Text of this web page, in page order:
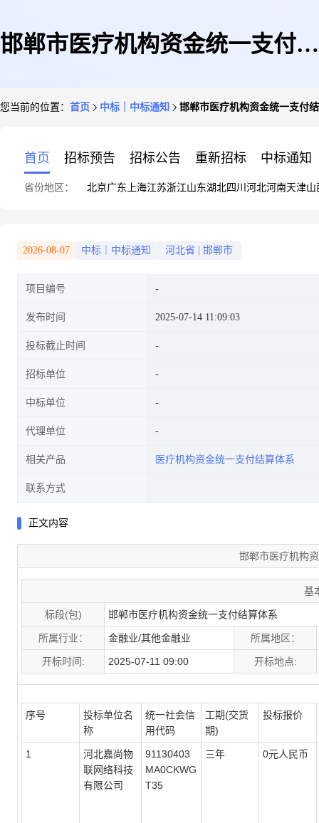
邯郸市医疗机构资金统一支付结
您当前的位置： 首页 中标｜中标通知 邯郸市医疗机构资金统一支付
首页 招标预告 招标公告 重新招标 中标通知
省份地区： 北京广东 上海江苏浙江山东湖北四川 河北河南天津山
2026-08-07 中标｜中标通知 河北省 邯郸市
项目编号
发布时间 2025-07-14 11:09:03
投标截止时间
招标单位
中标单位
代理单位
相关产品 医疗机构资金统一支付结算体系
联系方式
正文内容
邯郸市医疗机构
基
标段(包) 邯郸市医疗机构资金统一支付结算体系
所属行业： 金融业/其他金融业 所属地区：
开标时间: 2025-07-11 09:00 开标地点:
序号
投标单位名
称
统一社会信
用代码
工期(交货
期)
投标报价
1
河北嘉尚物
联网络科技
有限公司
91130403
MA0CKWG
T35
三年 0元人民币